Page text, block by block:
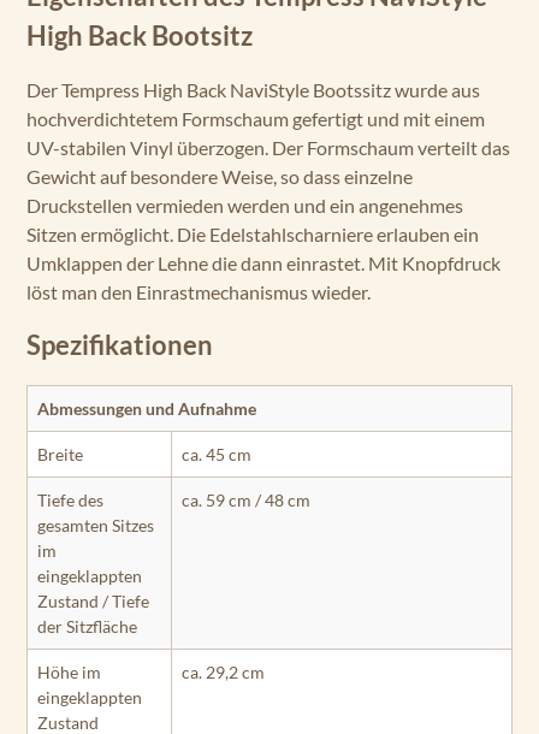
High Back Bootsitz
Der Tempress High Back NaviStyle Bootssitz wurde aus
hochverdichtetem Formschaum gefertigt und mit einem
UV-stabilen Vinyl überzogen. Der Formschaum verteilt das
Gewicht auf besondere Weise, so dass einzelne
Druckstellen vermieden werden und ein angenehmes
Sitzen ermöglicht. Die Edelstahlscharniere erlauben ein
Umklappen der Lehne die dann einrastet. Mit Knopfdruck
löst man den Einrastmechanismus wieder.
Spezifikationen
Abmessungen und Aufnahme
Breite ca. 45 cm
Tiefe des
gesamten Sitzes
im
eingeklappten
Zustand / Tiefe
der Sitzfläche
ca. 59 cm / 48 cm
Höhe im
eingeklappten
Zustand
ca. 29,2 cm